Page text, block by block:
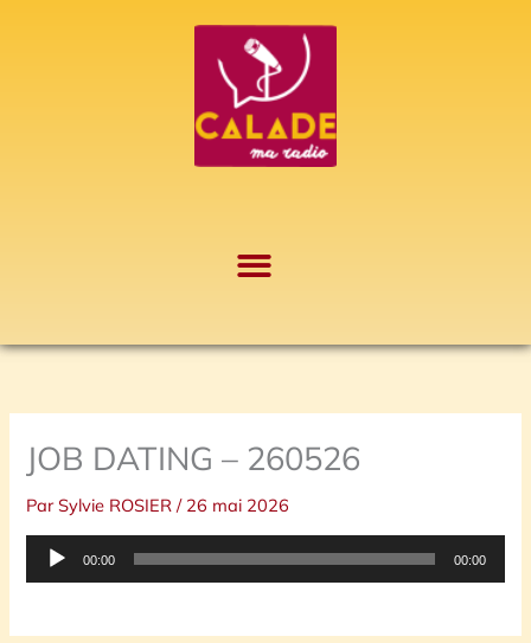
JOB DATING – 260526
ParSylvie ROSIER/ 26 mai 2026
Lecteur
00:00 00:00